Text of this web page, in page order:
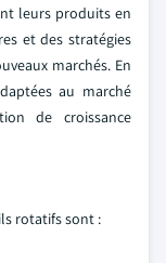
leurs produits en
et des stratégies
marchés. En
au marché
de croissance
rotatifs sont :